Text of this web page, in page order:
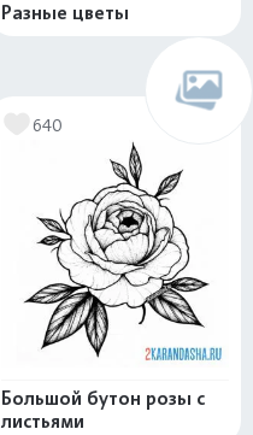
Разные цветы
640
Большой бутон розы с
листьями